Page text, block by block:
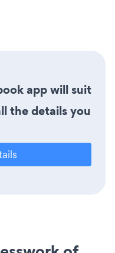
app will suit
the details you